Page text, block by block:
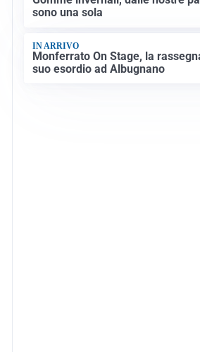
sono una sola
IN ARRIVO
Monferrato On Stage, la
suo esordio ad Albugnano